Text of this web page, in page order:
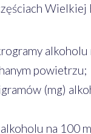
Wielkiej
alkoholu
powietrzu;
(mg)
na 100